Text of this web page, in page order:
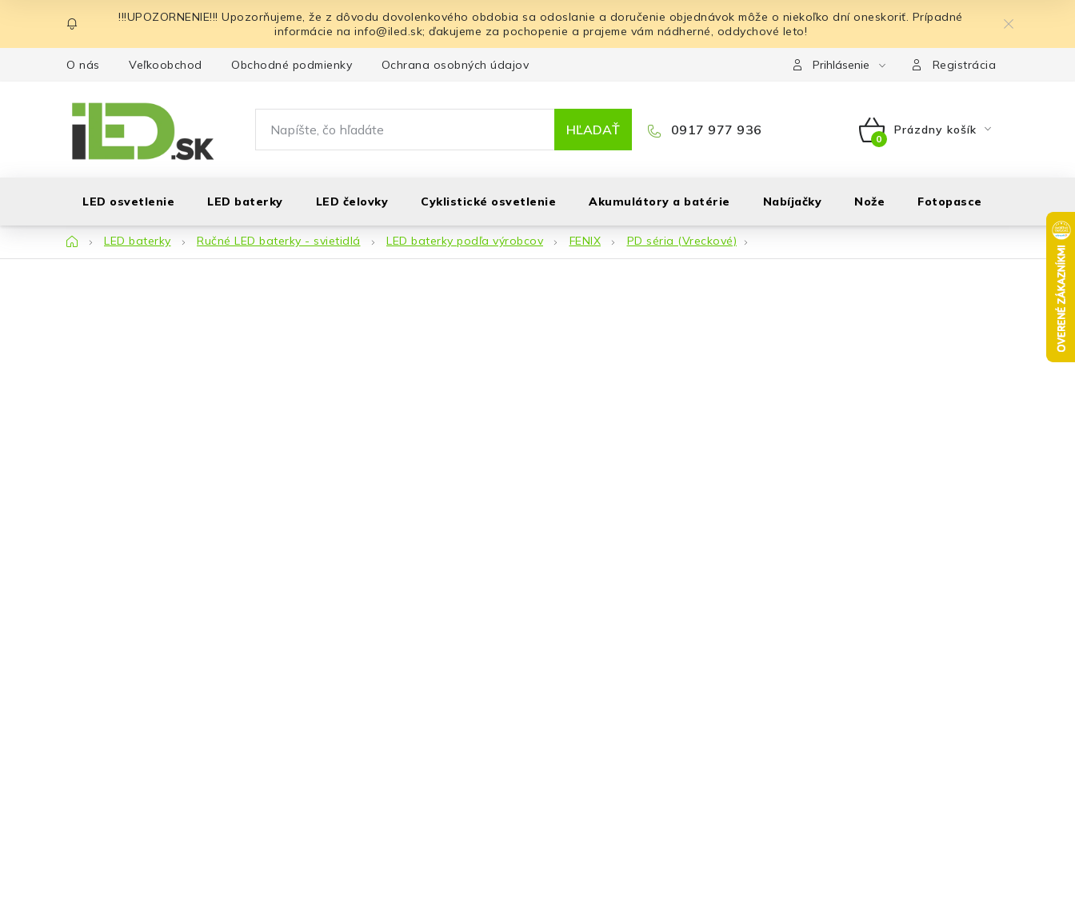
obsah
!!!UPOZORNENIE!!! Upozorňujeme, že z dôvodu dovolenkového obdobia sa odoslanie a doručenie objednávok môže o niekoľko dní oneskoriť. Prípadné
informácie na info@iled.sk; ďakujeme za pochopenie a prajeme vám nádherné, oddychové leto!
O nás Veľkoobchod Obchodné podmienky Ochrana osobných údajov Prihlásenie Registrácia
HĽADAŤ 0917 977 936
NÁKUPNÝ
Prázdny košík
LED osvetlenie LED baterky LED čelovky Cyklistické osvetlenie Akumulátory a batérie Nabíjačky Nože Fotopasce
DomovLED baterky Ručné LED baterky - svietidlá LED baterky podľa výrobcov FENIX PD séria (Vreckové)